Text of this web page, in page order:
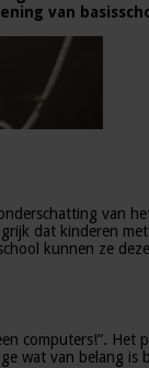
van
van
dat kinderen
kunnen ze
computers!”.
wat van belang is